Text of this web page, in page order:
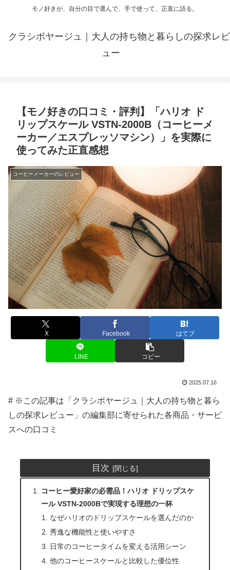
モノ好きが、自分の目で選んで、手で使って、正直に語る。
クラシボヤージュ｜大人の持ち物と暮らしの探求レビ
ュー
【モノ好きの口コミ・評判】「ハリオ ド
リップスケール VSTN-2000B（コーヒーメ
ーカー／エスプレッソマシン）」を実際に
使ってみた正直感想
コーヒーメーカーのレビュー
X Facebook はてブ
LINE コピー
2025.07.16
# ※この記事は「クラシボヤージュ｜大人の持ち物と暮ら
しの探求レビュー」の編集部に寄せられた各商品・サービ
スへの口コミ
目次
コーヒー愛好家の必需品！ハリオ ドリップスケ
ール VSTN-2000Bで実現する理想の一杯
なぜハリオのドリップスケールを選んだのか
秀逸な機能性と使いやすさ
日常のコーヒータイムを変える活用シーン
他のコーヒースケールと比較した優位性